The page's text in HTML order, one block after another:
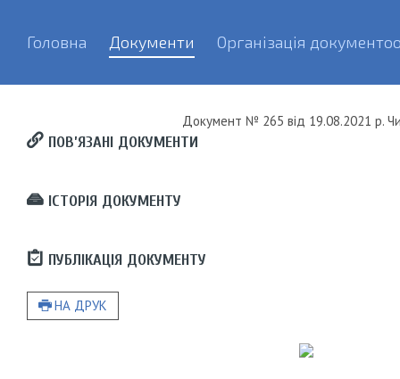
Головна Документи Організація
Документ № 265 від 19.08.2021 р.
ПОВ’ЯЗАНІ ДОКУМЕНТИ
ІСТОРІЯ ДОКУМЕНТУ
ПУБЛІКАЦІЯ ДОКУМЕНТУ
НА ДРУК